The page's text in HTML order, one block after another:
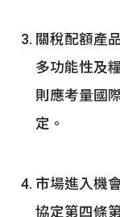
關稅配額產
多功能性及
則應考量國
定。
市場進入機
協定第四條